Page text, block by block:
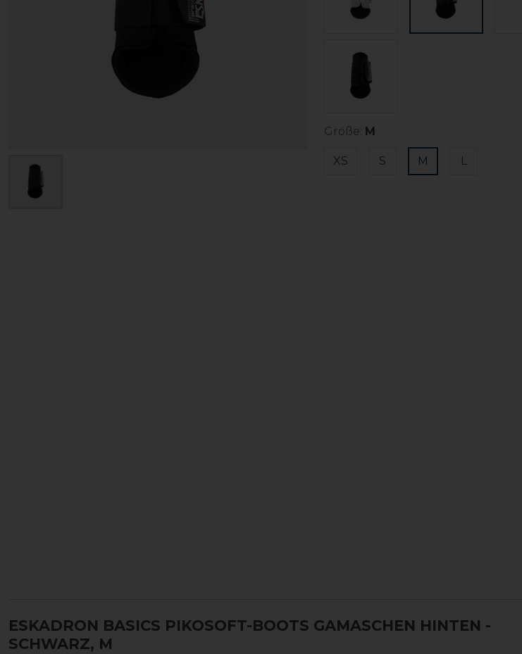
Größe: M
XS S M L
ESKADRON BASICS PIKOSOFT-BOOTS GAMASCHEN HINTEN -
SCHWARZ, M